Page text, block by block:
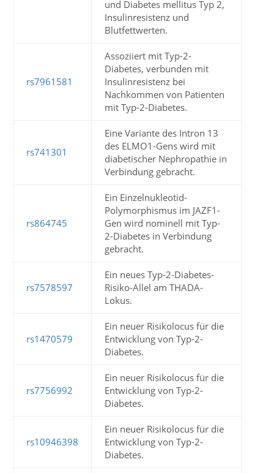
und Diabetes mellitus Typ 2,
Insulinresistenz und
Blutfettwerten.
rs7961581
Assoziiert mit Typ-2-
Diabetes, verbunden mit
Insulinresistenz bei
Nachkommen von Patienten
mit Typ-2-Diabetes.
rs741301
Eine Variante des Intron 13
des ELMO1-Gens wird mit
diabetischer Nephropathie in
Verbindung gebracht.
rs864745
Ein Einzelnukleotid-
Polymorphismus im JAZF1-
Gen wird nominell mit Typ-
2-Diabetes in Verbindung
gebracht.
rs7578597
Ein neues Typ-2-Diabetes-
Risiko-Allel am THADA-
Lokus.
rs1470579
Ein neuer Risikolocus für die
Entwicklung von Typ-2-
Diabetes.
rs7756992
Ein neuer Risikolocus für die
Entwicklung von Typ-2-
Diabetes.
rs10946398
Ein neuer Risikolocus für die
Entwicklung von Typ-2-
Diabetes.